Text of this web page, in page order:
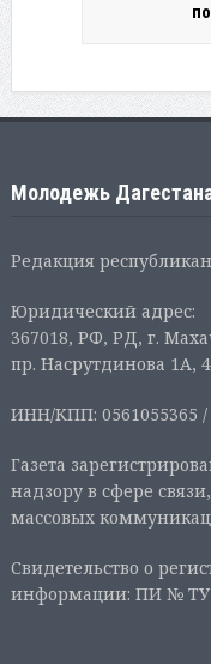
Молодежь
Редакция
Юридический адрес:
367018, РФ, РД, г.
пр. Насрутдинова 1А,
ИНН/КПП: 0561055365 /
Газета
надзору в сфере
массовых
Свидетельство о
информации: ПИ № ТУ